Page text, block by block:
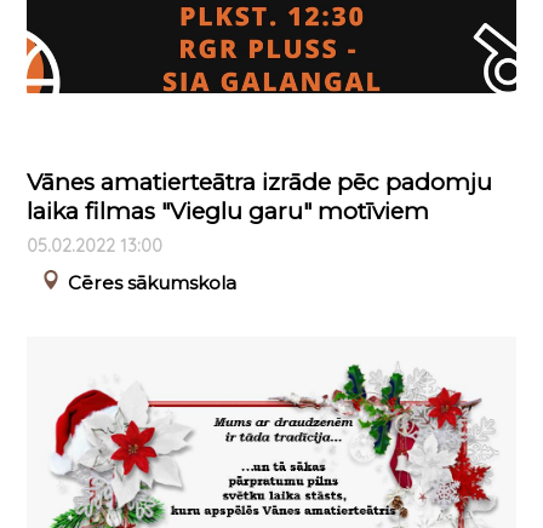
Vānes amatierteātra izrāde pēc padomju
laika filmas "Vieglu garu" motīviem
05.02.2022 13:00
Cēres sākumskola